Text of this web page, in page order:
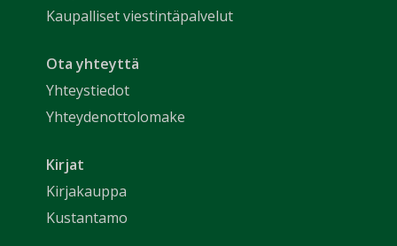
Kaupalliset viestintäpalvelut
Ota yhteyttä
Yhteystiedot
Yhteydenottolomake
Kirjat
Kirjakauppa
Kustantamo